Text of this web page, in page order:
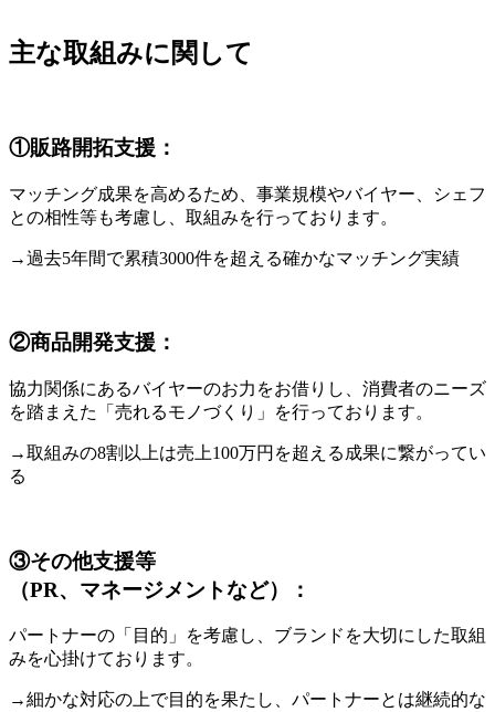
主な取組みに関して
①販路開拓支援：
マッチング成果を高めるため、事業規模やバイヤー、シェフ
との相性等も考慮し、取組みを行っております。
→過去5年間で累積3000件を超える確かなマッチング実績
②商品開発支援：
協力関係にあるバイヤーのお力をお借りし、消費者のニーズ
を踏まえた「売れるモノづくり」を行っております。
→取組みの8割以上は売上100万円を超える成果に繋がってい
る
③その他支援等
（PR、マネージメントなど）：
パートナーの「目的」を考慮し、ブランドを大切にした取組
みを心掛けております。
→細かな対応の上で目的を果たし、パートナーとは継続的な